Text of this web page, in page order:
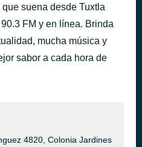
suena desde Tuxtla
FM y en línea. Brinda
mucha música y
sabor a cada hora de
4820, Colonia Jardines